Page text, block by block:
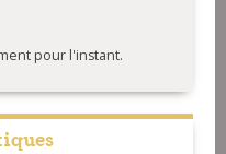
pour l'instant.